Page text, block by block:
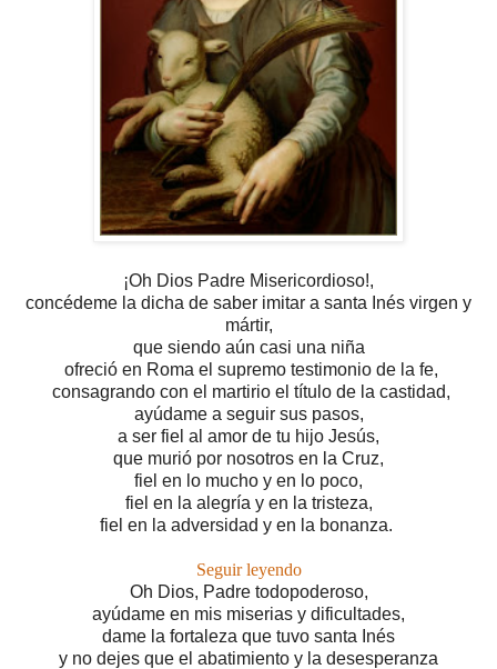
¡Oh Dios Padre Misericordioso!,
concédeme la dicha de saber imitar a santa Inés virgen y
mártir,
que siendo aún casi una niña
ofreció en Roma el supremo testimonio de la fe,
consagrando con el martirio el título de la castidad,
ayúdame a seguir sus pasos,
a ser fiel al amor de tu hijo Jesús,
que murió por nosotros en la Cruz,
fiel en lo mucho y en lo poco,
fiel en la alegría y en la tristeza,
fiel en la adversidad y en la bonanza.
Seguir leyendo
Oh Dios, Padre todopoderoso,
ayúdame en mis miserias y dificultades,
dame la fortaleza que tuvo santa Inés
y no dejes que el abatimiento y la desesperanza